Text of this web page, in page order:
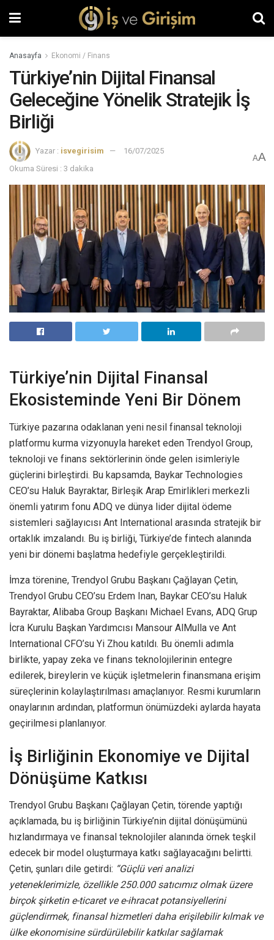
Anasayfa Ekonomi / Finans
Türkiye’nin Dijital Finansal
Geleceğine Yönelik Stratejik İş
Birliği
Yazar : isvegirisim
16/07/2025
Okuma Süresi : 3 dakika
AA
Türkiye’nin Dijital Finansal
Ekosisteminde Yeni Bir Dönem
Türkiye pazarına odaklanan yeni nesil finansal teknoloji
platformu kurma vizyonuyla hareket eden Trendyol Group,
teknoloji ve finans sektörlerinin önde gelen isimleriyle
güçlerini birleştirdi. Bu kapsamda, Baykar Technologies
CEO’su Haluk Bayraktar, Birleşik Arap Emirlikleri merkezli
önemli yatırım fonu ADQ ve dünya lider dijital ödeme
sistemleri sağlayıcısı Ant International arasında stratejik bir
ortaklık imzalandı. Bu iş birliği, Türkiye’de fintech alanında
yeni bir dönemi başlatma hedefiyle gerçekleştirildi.
İmza törenine, Trendyol Grubu Başkanı Çağlayan Çetin,
Trendyol Grubu CEO’su Erdem Inan, Baykar CEO’su Haluk
Bayraktar, Alibaba Group Başkanı Michael Evans, ADQ Grup
İcra Kurulu Başkan Yardımcısı Mansour AlMulla ve Ant
International CFO’su Yi Zhou katıldı. Bu önemli adımla
birlikte, yapay zeka ve finans teknolojilerinin entegre
edilerek, bireylerin ve küçük işletmelerin finansmana erişim
süreçlerinin kolaylaştırılması amaçlanıyor. Resmi kurumların
onaylarının ardından, platformun önümüzdeki aylarda hayata
geçirilmesi planlanıyor.
İş Birliğinin Ekonomiye ve Dijital
Dönüşüme Katkısı
Trendyol Grubu Başkanı Çağlayan Çetin, törende yaptığı
açıklamada, bu iş birliğinin Türkiye’nin dijital dönüşümünü
hızlandırmaya ve finansal teknolojiler alanında örnek teşkil
edecek bir model oluşturmaya katkı sağlayacağını belirtti.
Çetin, şunları dile getirdi: “Güçlü veri analizi
yeteneklerimizle, özellikle 250.000 satıcımız olmak üzere
birçok şirketin e-ticaret ve e-ihracat potansiyellerini
güçlendirmek, finansal hizmetleri daha erişilebilir kılmak ve
ülke ekonomisine sürdürülebilir katkılar sağlamak